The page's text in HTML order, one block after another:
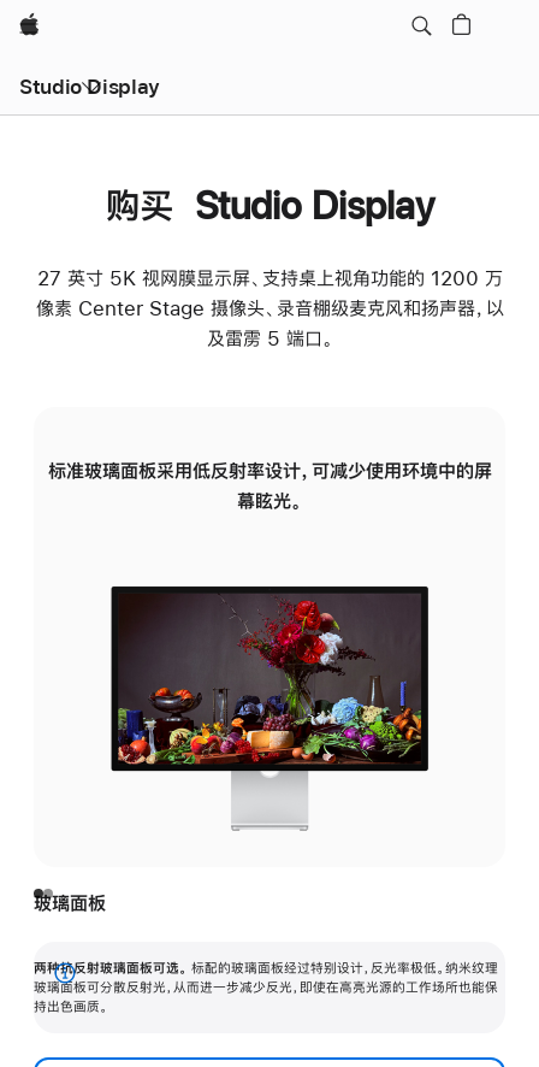
Apple
Studio Display
购买 Studio Display
27 英寸 5K 视网膜显示屏、支持桌上视角功能的 1200 万
像素 Center Stage 摄像头、录音棚级麦克风和扬声器，以
及雷雳 5 端口。
标准玻璃面板采用低反射率设计，可减少使用环境中的屏
幕眩光。
玻璃面板
两种抗反射玻璃面板可选。 标配的玻璃面板经过特别设计，反光率极低。纳米纹理
玻璃面板可分散反射光，从而进一步减少反光，即使在高亮光源的工作场所也能保
持出色画质。
展
开